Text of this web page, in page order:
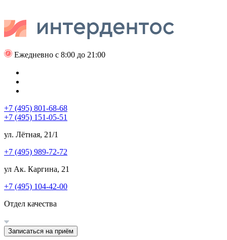
Ежедневно с 8:00 до 21:00
+7 (495) 801-68-68
+7 (495) 151-05-51
ул. Лётная, 21/1
+7 (495) 989-72-72
ул Ак. Каргина, 21
+7 (495) 104-42-00
Отдел качества
Записаться на приём